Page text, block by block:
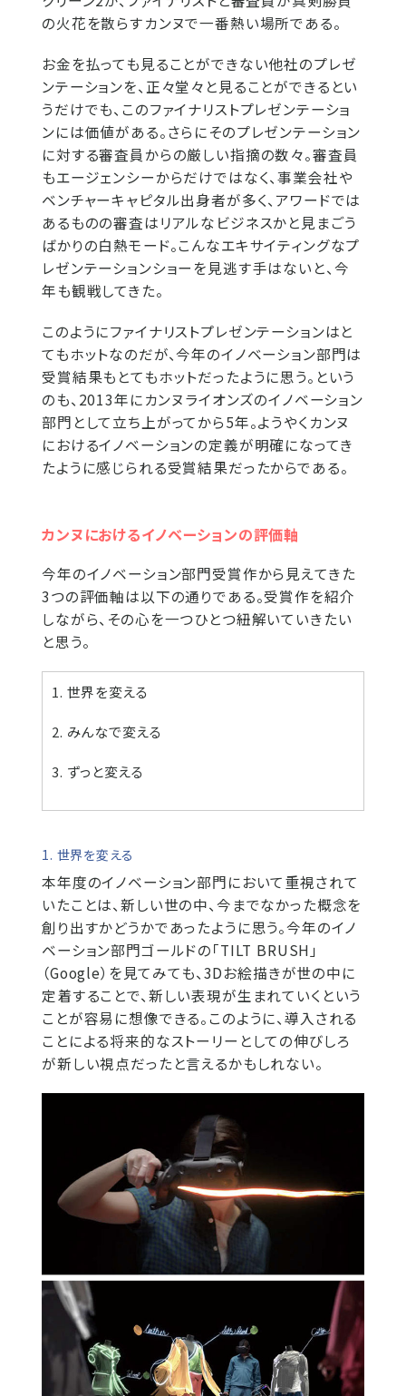
の火花を散らすカンヌで一番熱い場所である。
お金を払っても見ることができない他社のプレゼ
ンテーションを、正々堂々と見ることができるとい
うだけでも、このファイナリストプレゼンテーショ
ンには価値がある。さらにそのプレゼンテーション
に対する審査員からの厳しい指摘の数々。審査員
もエージェンシーからだけではなく、事業会社や
ベンチャーキャピタル出身者が多く、アワードでは
あるものの審査はリアルなビジネスかと見まごう
ばかりの白熱モード。こんなエキサイティングなプ
レゼンテーションショーを見逃す手はないと、今
年も観戦してきた。
このようにファイナリストプレゼンテーションはと
てもホットなのだが、今年のイノベーション部門は
受賞結果もとてもホットだったように思う。という
のも、2013年にカンヌライオンズのイノベーション
部門として立ち上がってから5年。ようやくカンヌ
におけるイノベーションの定義が明確になってき
たように感じられる受賞結果だったからである。
カンヌにおけるイノベーションの評価軸
今年のイノベーション部門受賞作から見えてきた
3つの評価軸は以下の通りである。受賞作を紹介
しながら、その心を一つひとつ紐解いていきたい
と思う。
1. 世界を変える
2. みんなで変える
3. ずっと変える
1. 世界を変える
本年度のイノベーション部門において重視されて
いたことは、新しい世の中、今までなかった概念を
創り出すかどうかであったように思う。今年のイノ
ベーション部門ゴールドの「TILT BRUSH」
（Google）を見てみても、3Dお絵描きが世の中に
定着することで、新しい表現が生まれていくという
ことが容易に想像できる。このように、導入される
ことによる将来的なストーリーとしての伸びしろ
が新しい視点だったと言えるかもしれない。